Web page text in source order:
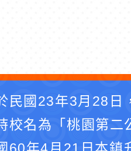
民國23年3月28日
校名為「桃園第